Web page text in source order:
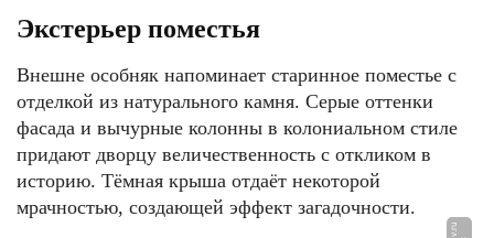
Экстерьер поместья
Внешне особняк напоминает старинное поместье с
отделкой из натурального камня. Серые оттенки
фасада и вычурные колонны в колониальном стиле
придают дворцу величественность с откликом в
историю. Тёмная крыша отдаёт некоторой
мрачностью, создающей эффект загадочности.